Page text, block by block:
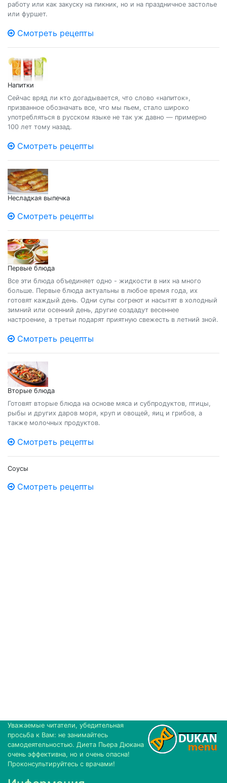
работу или как закуску на пикник, но и на праздничное застолье
или фуршет.
Смотреть рецепты
Напитки
Сейчас вряд ли кто догадывается, что слово «напиток»,
призванное обозначать все, что мы пьем, стало широко
употребляться в русском языке не так уж давно — примерно
100 лет тому назад.
Смотреть рецепты
Несладкая выпечка
Смотреть рецепты
Первые блюда
Все эти блюда объединяет одно - жидкости в них на много
больше. Первые блюда актуальны в любое время года, их
готовят каждый день. Одни супы согреют и насытят в холодный
зимний или осенний день, другие создадут весеннее
настроение, а третьи подарят приятную свежесть в летний зной.
Смотреть рецепты
Вторые блюда
Готовят вторые блюда на основе мяса и субпродуктов, птицы,
рыбы и других даров моря, круп и овощей, яиц и грибов, а
также молочных продуктов.
Смотреть рецепты
Соусы
Смотреть рецепты
Уважаемые читатели, убедительная
просьба к Вам: не занимайтесь
самодеятельностью. Диета Пьера Дюкана
очень эффективна, но и очень опасна!
Проконсультируйтесь с врачами!